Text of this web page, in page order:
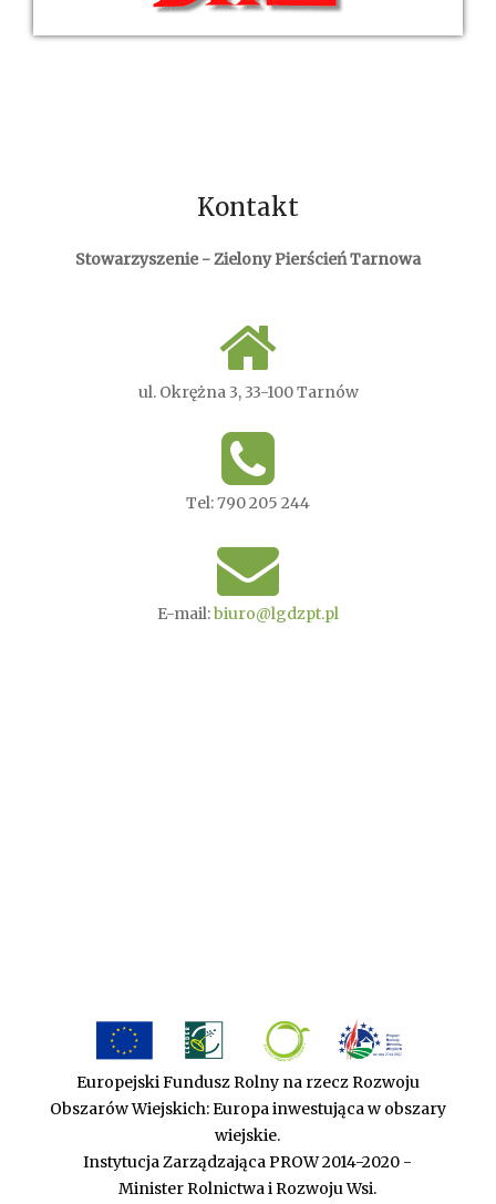
Kontakt
Stowarzyszenie - Zielony Pierścień Tarnowa
ul. Okrężna 3, 33-100 Tarnów
Tel: 790 205 244
E-mail:biuro@lgdzpt.pl
Europejski Fundusz Rolny na rzecz Rozwoju
Obszarów Wiejskich: Europa inwestująca w obszary
wiejskie.
Instytucja Zarządzająca PROW 2014-2020 -
Minister Rolnictwa i Rozwoju Wsi.